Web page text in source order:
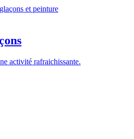
activité rafraichissante.